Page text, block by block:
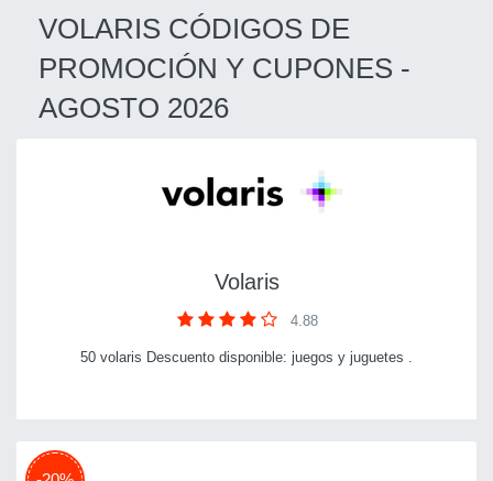
VOLARIS CÓDIGOS DE
PROMOCIÓN Y CUPONES -
AGOSTO 2026
Volaris
4.88
50 volaris Descuento disponible: juegos y juguetes .